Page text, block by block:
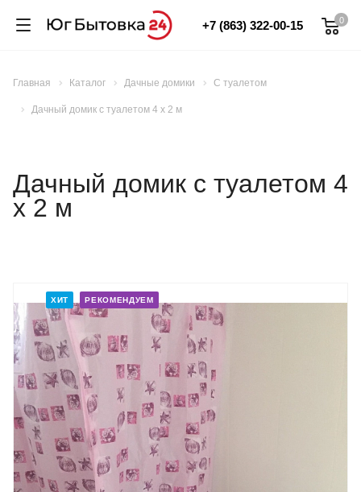
0
+7 (863) 322-00-15
Главная Каталог Дачные домики С туалетом
Дачный домик с туалетом 4 х 2 м
Дачный домик с туалетом 4
х 2 м
ХИТ РЕКОМЕНДУЕМ